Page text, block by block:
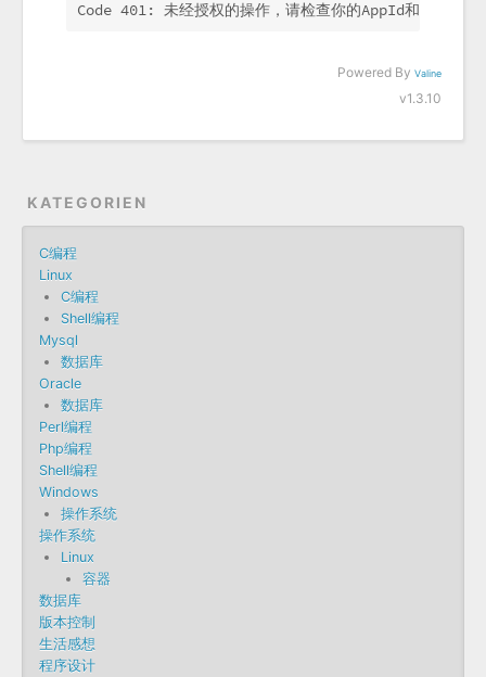
Code 401: 未经授权的操作，请检查你的AppId和AppKey.
Powered By Valine
v1.3.10
KATEGORIEN
C编程
Linux
C编程
Shell编程
Mysql
数据库
Oracle
数据库
Perl编程
Php编程
Shell编程
Windows
操作系统
操作系统
Linux
容器
数据库
版本控制
生活感想
程序设计